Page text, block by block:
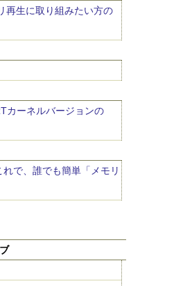
再生に取り組みたい方の
カーネルバージョンの
れで、誰でも簡単「メモリ